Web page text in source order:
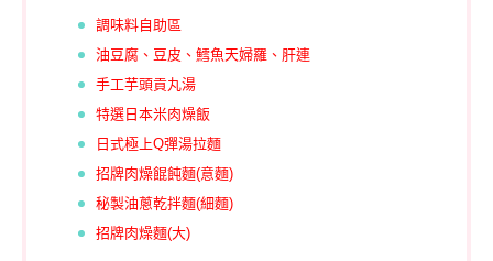
調味料自助區
油豆腐、豆皮、鱈魚天婦羅、肝連
手工芋頭貢丸湯
特選日本米肉燥飯
日式極上Q彈湯拉麵
招牌肉燥餛飩麵(意麵)
秘製油蔥乾拌麵(細麵)
招牌肉燥麵(大)